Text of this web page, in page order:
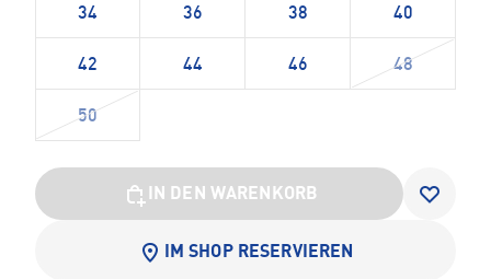
34 36 38 40
42 44 46 48
50
IN DEN WARENKORB
IM SHOP RESERVIEREN